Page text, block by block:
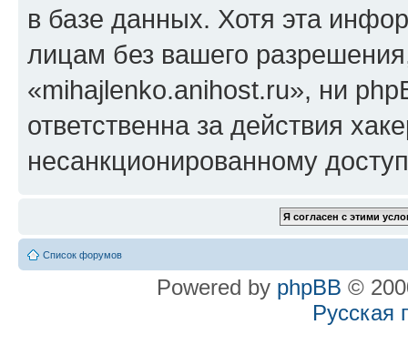
в базе данных. Хотя эта
лицам без вашего
«mihajlenko.anihost.ru», ни
ответственна за действия
несанкционированному
Список форумов
Powered by phpBB ©
Русская